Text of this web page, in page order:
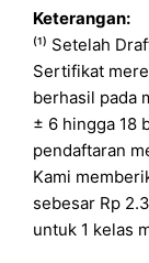
Keterangan:
⁽¹⁾ Setelah
Sertifikat
berhasil pada
± 6 hingga 18
pendaftaran
Kami
sebesar Rp
untuk 1 kelas